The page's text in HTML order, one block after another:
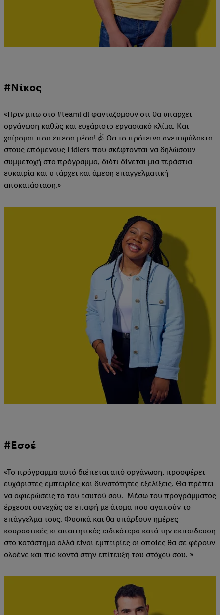
#Νίκος
«Πριν μπω στο #teamlidl φανταζόμουν ότι θα υπάρχει
οργάνωση καθώς και ευχάριστο εργασιακό κλίμα. Και
χαίρομαι που έπεσα μέσα! ✌ Θα το πρότεινα ανεπιφύλακτα
στους επόμενους Lidlers που σκέφτονται να δηλώσουν
συμμετοχή στο πρόγραμμα, διότι δίνεται μια τεράστια
ευκαιρία και υπάρχει και άμεση επαγγελματική
αποκατάσταση.»
#Εσοέ
«Το πρόγραμμα αυτό διέπεται από οργάνωση, προσφέρει
ευχάριστες εμπειρίες και δυνατότητες εξελίξεις. Θα πρέπει
να αφιερώσεις το του εαυτού σου. Μέσω του προγράμματος
έρχεσαι συνεχώς σε επαφή με άτομα που αγαπούν το
επάγγελμα τους. Φυσικά και θα υπάρξουν ημέρες
κουραστικές κι απαιτητικές ειδικότερα κατά την εκπαίδευση
στο κατάστημα αλλά είναι εμπειρίες οι οποίες θα σε φέρουν
ολοένα και πιο κοντά στην επίτευξη του στόχου σου. »